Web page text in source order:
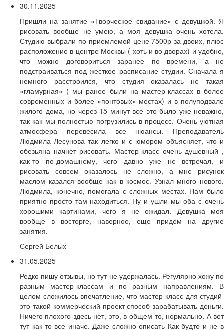
30.11.2025
Пришли на занятие «Творческое свидание» с девушкой. Я
рисовать вообще не умею, а моя девушка очень хотела.
Студию выбрали по приемлемой цене 7500р за двоих, плюс
расположение в центре Москвы ( хоть и во дворах) и удобно,
что можно договориться заранее по времени, а не
подстраиваться под жесткое расписание студии. Сначала я
немного расстроился, что студия оказалась не такая
«гламурная» ( мы ранее были на мастер-классах в более
современных и более «понтовых» местах) и в полуподвале
жилого дома, но через 15 минут все это было уже неважно,
так как мы полностью погрузились в процесс. Очень уютная
атмосфера перевесила все нюансы. Преподаватель
Людмила Лесунова так легко и с юмором объясняет, что и
обезьяна начнет рисовать. Мастер-класс очень душевный ,
как-то по-домашнему, чего давно уже не встречал, и
рисовать совсем оказалось не сложно, а мне рисунок
маслом казался вообще как в космос. Узнал много нового.
Людмила, конечно, помогала с сложных местах. Нам было
приятно просто там находиться. Ну и ушли мы оба с очень
хорошими картинами, чего я не ожидал. Девушка моя
вообще в восторге, наверное, еще придем на другие
занятия.
Сергей Белых
31.05.2025
Редко пишу отзывы, но тут не удержалась. Регулярно хожу по
разным мастер-классам и по разным направлениям. В
целом сложилось впечатление, что мастер-класс для студий
это такой коммерческий проект способ зарабатывать деньги.
Ничего плохого здесь нет, это, в общем-то, нормально. А вот
тут как-то все иначе. Даже сложно описать Как будто и не в